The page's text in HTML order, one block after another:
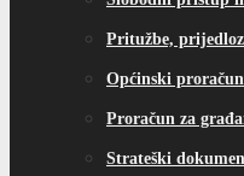
Pritužbe,
Općinski proračun
Proračun za
Strateški